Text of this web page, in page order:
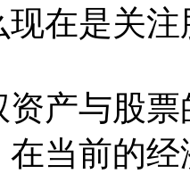
现在是关
产与股
当前的